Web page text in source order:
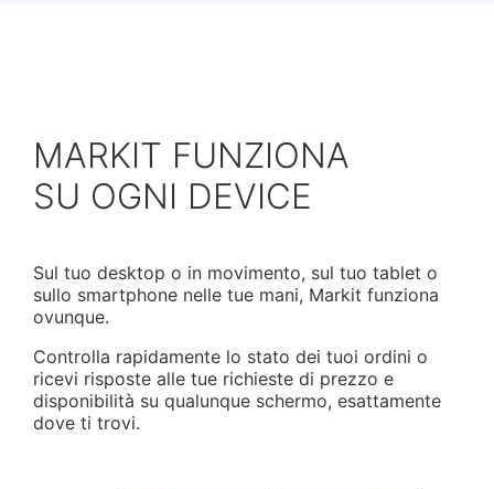
MARKIT FUNZIONA
SU OGNI DEVICE
Sul tuo desktop o in movimento, sul tuo tablet o
sullo smartphone nelle tue mani, Markit funziona
ovunque.
Controlla rapidamente lo stato dei tuoi ordini o
ricevi risposte alle tue richieste di prezzo e
disponibilità su qualunque schermo, esattamente
dove ti trovi.